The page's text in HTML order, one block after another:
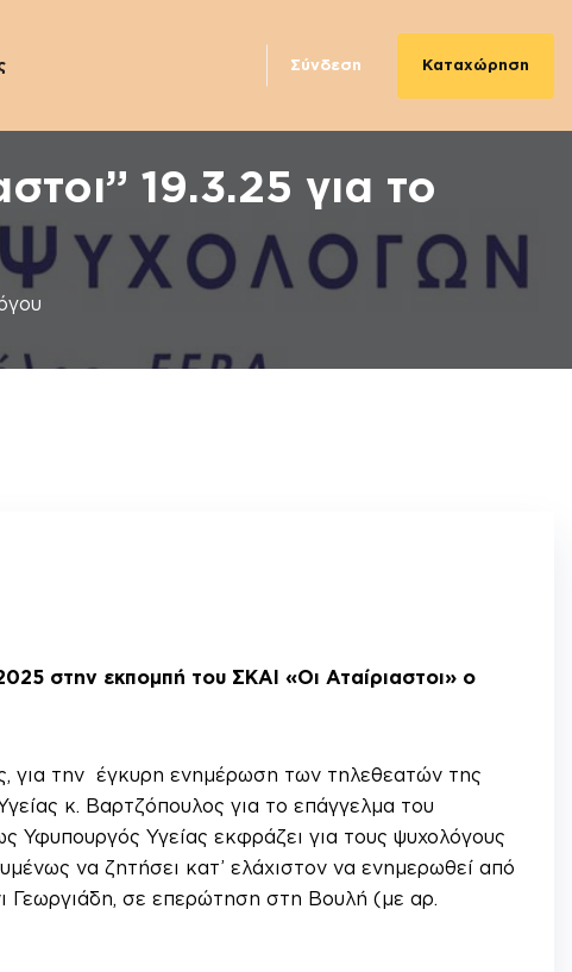
Σύνδεση Καταχώρηση
19.3.25 για το
στην εκπομπή του ΣΚΑΙ «Οι Αταίριαστοι» ο
για την έγκυρη ενημέρωση των τηλεθεατών της
κ. Βαρτζόπουλος για το επάγγελμα του
Υγείας εκφράζει για τους ψυχολόγους
να ζητήσει κατ’ ελάχιστον να ενημερωθεί από
Γεωργιάδη, σε επερώτηση στη Βουλή (με αρ.